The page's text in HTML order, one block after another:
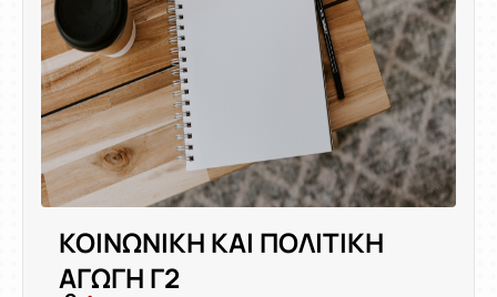
ΚΟΙΝΩΝΙΚΗ ΚΑΙ ΠΟΛΙΤΙΚΗ
ΑΓΩΓΗ Γ2